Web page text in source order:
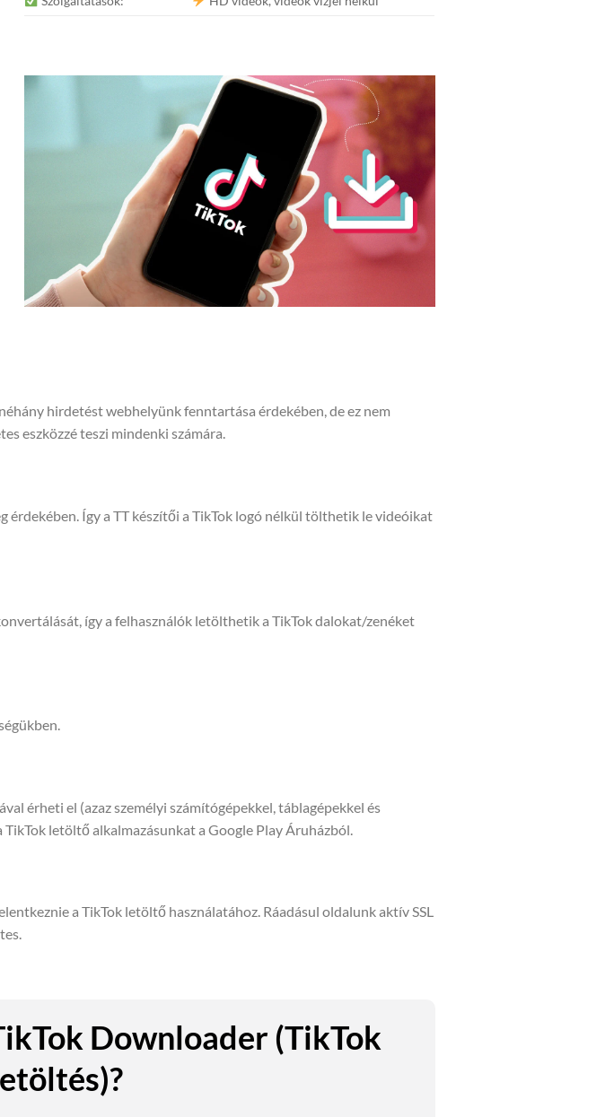
hirdetést webhelyünk fenntartása érdekében, de ez nem
eszközzé teszi mindenki számára.
Így a TT készítői a TikTok logó nélkül tölthetik le videóikat
így a felhasználók letölthetik a TikTok dalokat/zenéket
érheti el (azaz személyi számítógépekkel, táblagépekkel és
letöltő alkalmazásunkat a Google Play Áruházból.
a TikTok letöltő használatához. Ráadásul oldalunk aktív SSL
Downloader (TikTok